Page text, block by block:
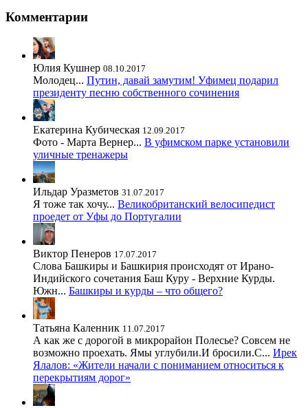
Комментарии
Юлия Кушнер 08.10.2017
Молодец... Путин, давай замутим! Уфимец подарил
президенту песню собственного сочинения
Екатерина Кубическая 12.09.2017
Фото - Марта Вернер... В уфимском парке установили
уличные тренажеры
Ильдар Уразметов 31.07.2017
Я тоже так хочу... Великобританский велосипедист
проедет от Уфы до Португалии
Виктор Пенеров 17.07.2017
Слова Башкиры и Башкирия происходят от Ирано-
Индийского сочетания Баш Куру - Верхние Курды.
Южн... Башкиры и курды – что общего?
Татьяна Каленник 11.07.2017
А как же с дорогой в микрорайон Полесье? Совсем не
возможно проехать. Ямы углубили.И бросили.С... Ирек
Ялалов: «Жители начали с пониманием относиться к
перекрытиям дорог»